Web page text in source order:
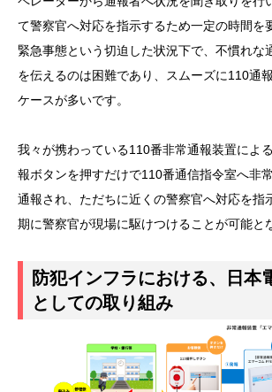
て警察官へ対応を指示するため一定の時間を
緊急事態という切迫した状況下で、不慣れな
を伝えるのは困難であり、スムーズに110通
ケースが多いです。
我々が携わっている110番非常通報装置によ
報ボタンを押すだけで110番通信指令室へ非
通報され、ただちに近くの警察官へ対応を指
期に警察官が現場に駆けつけることが可能と
防犯インフラにおける、日本
としての取り組み